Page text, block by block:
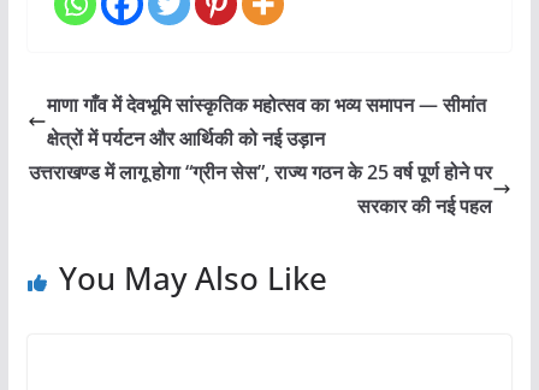
माणा गाँव में देवभूमि सांस्कृतिक महोत्सव का भव्य समापन — सीमांत
क्षेत्रों में पर्यटन और आर्थिकी को नई उड़ान
उत्तराखण्ड में लागू होगा “ग्रीन सेस”, राज्य गठन के 25 वर्ष पूर्ण होने पर
सरकार की नई पहल
You May Also Like